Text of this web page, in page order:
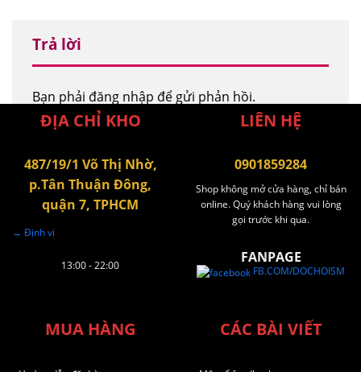
Trả lời
Bạn phải đăng nhập để gửi phản hồi.
ĐỊA CHỈ KHO
487/19/1 Võ Thị Nhờ,
p.Tân Thuận Đông,
quận 7, TPHCM
→ Định vị
13:00 - 22:00
LIÊN HỆ
0901859284
Shop không mở cửa hàng, chỉ bán
online. Quý khách hàng vui lòng
gọi trước khi qua.
FANPAGE
FB.COM/DOCHOISM
MUA HÀNG CÁC BÀI VIẾT